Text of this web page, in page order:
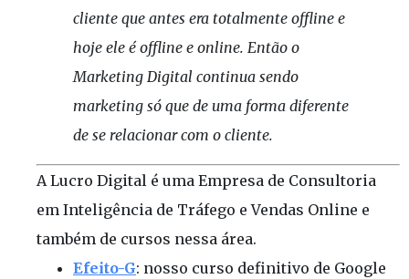
cliente que antes era totalmente offline e
hoje ele é offline e online. Então o
Marketing Digital continua sendo
marketing só que de uma forma diferente
de se relacionar com o cliente.
A Lucro Digital é uma Empresa de Consultoria
em Inteligência de Tráfego e Vendas Online e
também de cursos nessa área.
Efeito-G: nosso curso definitivo de Google